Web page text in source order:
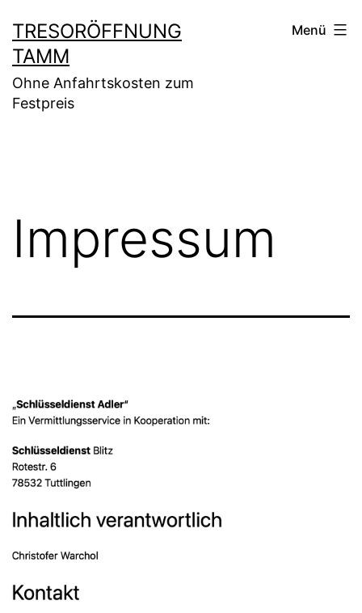
Inhalt
springen
TRESORÖFFNUNG
TAMM
Ohne Anfahrtskosten zum
Festpreis
Menü
Impressum